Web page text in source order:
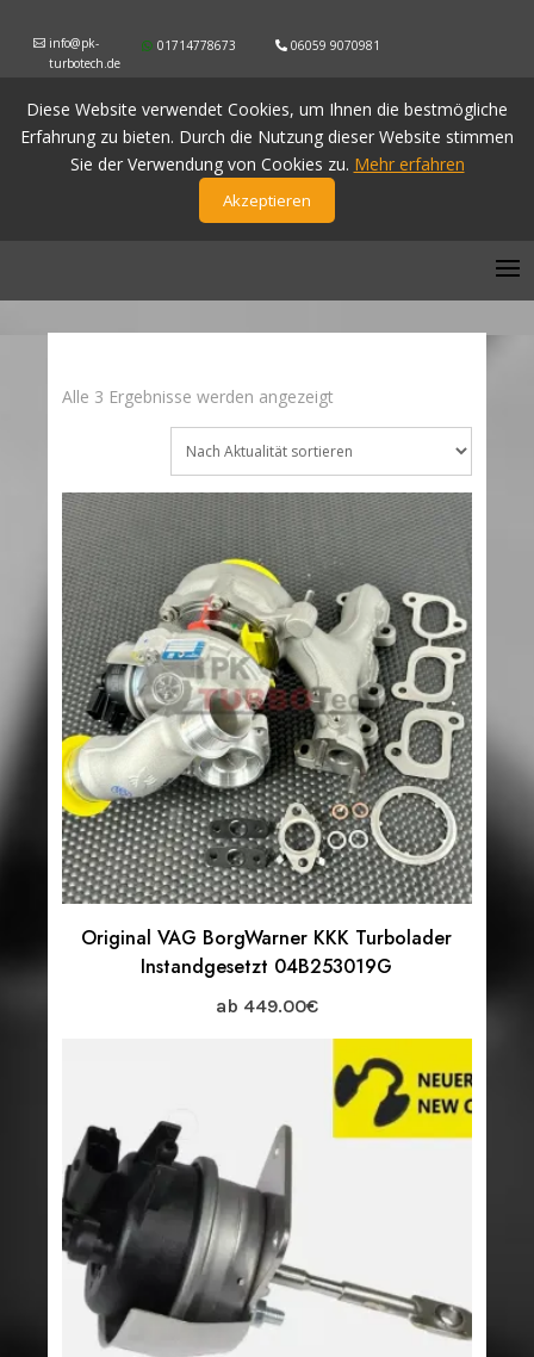
info@pk-
turbotech.de
Diese Website verwendet Cookies, um Ihnen die bestmögliche
Erfahrung zu bieten. Durch die Nutzung dieser Website stimmen
Sie der Verwendung von Cookies zu. Mehr erfahren
Akzeptieren
01714778673 06059 9070981
Alle 3 Ergebnisse werden angezeigtNach
Aktualität
sortiert
Original VAG BorgWarner KKK Turbolader
Instandgesetzt 04B253019G
ab 449.00€